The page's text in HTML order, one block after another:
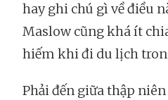
hay ghi chú gì về điều
Maslow cũng khá ít
hiếm khi đi du lịch
Phải đến giữa thập